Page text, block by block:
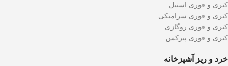
کتری و قوری استیل
کتری و قوری سرامیکی
کتری و قوری روگازی
کتری و قوری پیرکس
خرد و ریز آشپزخانه